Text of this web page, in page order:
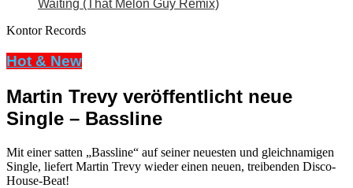
Waiting (That Melon Guy Remix)
Kontor Records
Hot & New
Martin Trevy veröffentlicht neue
Single – Bassline
Mit einer satten „Bassline“ auf seiner neuesten und gleichnamigen
Single, liefert Martin Trevy wieder einen neuen, treibenden Disco-
House-Beat!